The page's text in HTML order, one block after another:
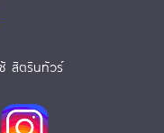
สิตรินทัวร์